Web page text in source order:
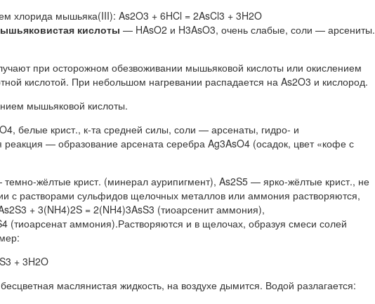
хлорида мышьяка(III): As2O3 + 6HCl = 2AsCl3 + 3H2O
кислоты — HAsO2 и H3AsO3, очень слабые, соли — арсениты.
при осторожном обезвоживании мышьяковой кислоты или окислением
кислотой. При небольшом нагревании распадается на As2O3 и кислород.
мышьяковой кислоты.
белые крист., к-та средней силы, соли — арсенаты, гидро- и
реакция — образование арсената серебра Ag3AsO4 (осадок, цвет «кофе с
жёлтые крист. (минерал аурипигмент), As2S5 — ярко-жёлтые крист., не
с растворами сульфидов щелочных металлов или аммония растворяются,
+ 3(NH4)2S = 2(NH4)3AsS3 (тиоарсенит аммония),
(тиоарсенат аммония).Растворяются и в щелочах, образуя смеси солей
+ 3H2O
маслянистая жидкость, на воздухе дымится. Водой разлагается: